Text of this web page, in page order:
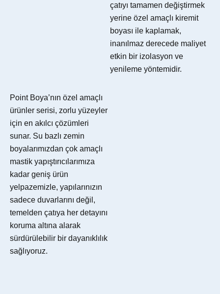
çatıyı tamamen değiştirmek
yerine özel amaçlı kiremit
boyası ile kaplamak,
inanılmaz derecede maliyet
etkin bir izolasyon ve
yenileme yöntemidir.
Point Boya’nın özel amaçlı
ürünler serisi, zorlu yüzeyler
için en akılcı çözümleri
sunar. Su bazlı zemin
boyalarımızdan çok amaçlı
mastik yapıştırıcılarımıza
kadar geniş ürün
yelpazemizle, yapılarınızın
sadece duvarlarını değil,
temelden çatıya her detayını
koruma altına alarak
sürdürülebilir bir dayanıklılık
sağlıyoruz.